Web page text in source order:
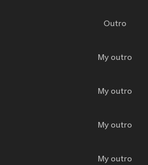
Outro
My outro
My outro
My outro
My outro